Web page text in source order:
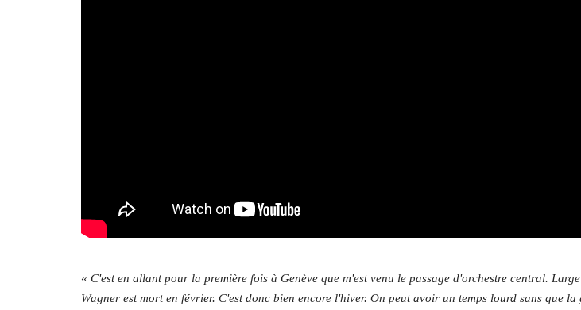
« C'est en allant pour la première fois à Genève que m'est venu le passage d'orchestre central.
Wagner est mort en février. C'estdonc bien encore l'hiver. On peut avoir un temps lourd sans que